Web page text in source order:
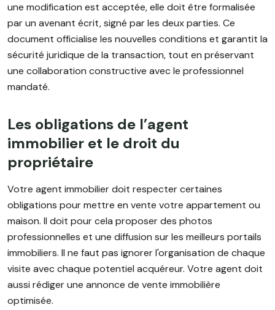
une modification est acceptée, elle doit être formalisée
par un avenant écrit, signé par les deux parties. Ce
document officialise les nouvelles conditions et garantit la
sécurité juridique de la transaction, tout en préservant
une collaboration constructive avec le professionnel
mandaté.
Les obligations de l’agent
immobilier et le droit du
propriétaire
Votre agent immobilier doit respecter certaines
obligations pour mettre en vente votre appartement ou
maison. Il doit pour cela proposer des photos
professionnelles et une diffusion sur les meilleurs portails
immobiliers. Il ne faut pas ignorer l'organisation de chaque
visite avec chaque potentiel acquéreur. Votre agent doit
aussi rédiger une annonce de vente immobilière
optimisée.